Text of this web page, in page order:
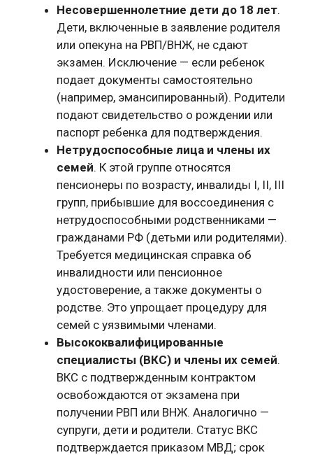
Несовершеннолетние дети до 18 лет.
Дети, включенные в заявление родителя
или опекуна на РВП/ВНЖ, не сдают
экзамен. Исключение — если ребенок
подает документы самостоятельно
(например, эмансипированный). Родители
подают свидетельство о рождении или
паспорт ребенка для подтверждения.
Нетрудоспособные лица и члены их
семей. К этой группе относятся
пенсионеры по возрасту, инвалиды I, II, III
групп, прибывшие для воссоединения с
нетрудоспособными родственниками —
гражданами РФ (детьми или родителями).
Требуется медицинская справка об
инвалидности или пенсионное
удостоверение, а также документы о
родстве. Это упрощает процедуру для
семей с уязвимыми членами.
Высококвалифицированные
специалисты (ВКС) и члены их семей.
ВКС с подтвержденным контрактом
освобождаются от экзамена при
получении РВП или ВНЖ. Аналогично —
супруги, дети и родители. Статус ВКС
подтверждается приказом МВД; срок